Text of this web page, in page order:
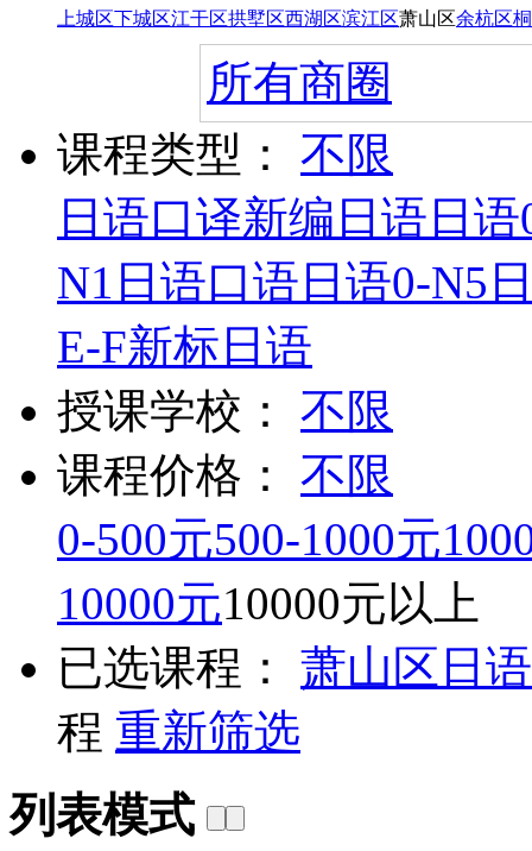
上城区下城区江干区拱墅区西湖区滨江区萧山区余杭区
所有商圈
课程类型：
不限
日语口译新编日语 日
N1 日语口语 日语0-N5
E-F新标日语
授课学校：
不限
课程价格：
不限
0-500元500-1000元
10000元10000元以上
已选课程：
萧山区 日
程 重新筛选
列表模式